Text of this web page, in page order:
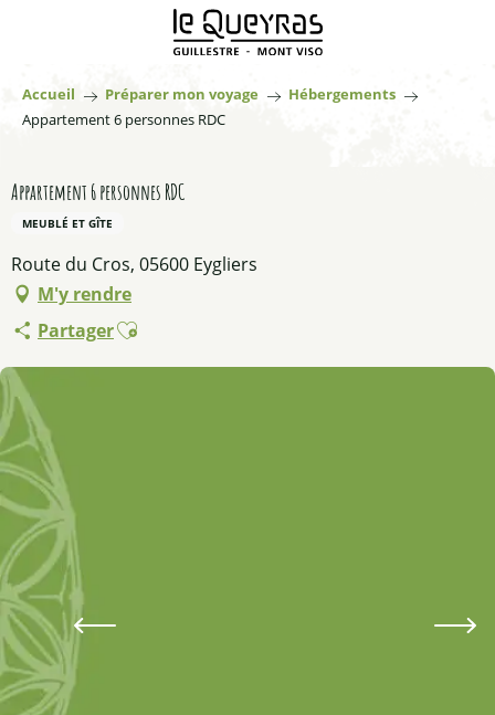
principal
Accueil Préparer mon voyage
Hébergements
Appartement 6 personnes RDC
Appartement 6 personnes RDC
MEUBLÉ ET GÎTE
Route du Cros, 05600 Eygliers
M'y rendre
PartagerAjouter aux favoris